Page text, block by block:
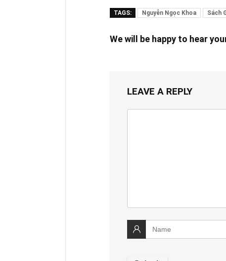
TAGS: Nguyễn Ngọc Khoa Sách
We will be happy to hear
LEAVE A REPLY